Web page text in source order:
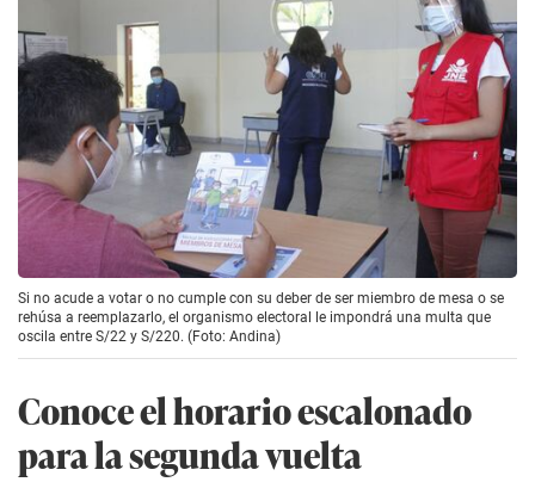
Si no acude a votar o no cumple con su deber de ser miembro de mesa o se
rehúsa a reemplazarlo, el organismo electoral le impondrá una multa que
oscila entre S/22 y S/220. (Foto: Andina)
Conoce el horario escalonado
para la segunda vuelta